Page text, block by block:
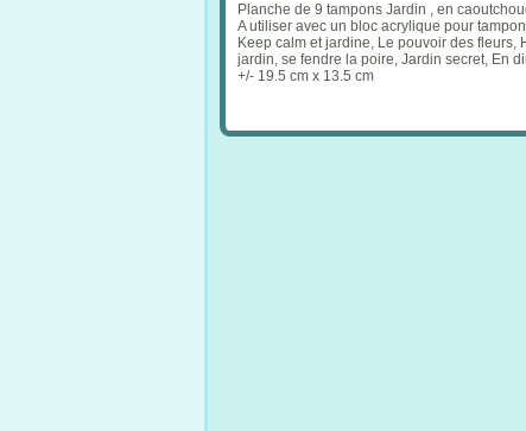
Planche de 9 tampons Jardin , en
A utiliser avec un bloc acrylique pour
Keep calm et jardine, Le pouvoir des fleurs,
jardin, se fendre la poire, Jardin secret, En
+/- 19.5 cm x 13.5 cm